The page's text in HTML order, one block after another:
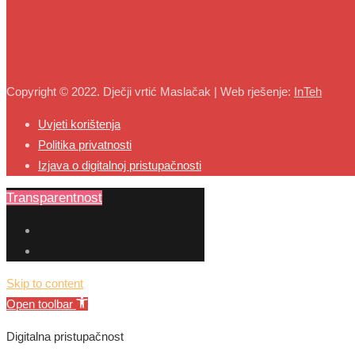
Copyright © 2022. Dječji vrtić Maslačak | Web rješenje: InTeh
Uvjeti korištenja
Politika privatnosti
Izjava o digitalnoj pristupačnosti
Transparentnost
Skip to content
Open toolbar
Digitalna pristupačnost